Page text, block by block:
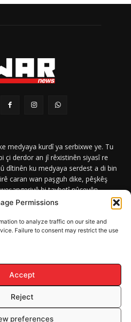
Permissions
to analyze traffic on our site and
Failure to consent may restrict the use
Accept
Reject
preferences
medyaya kurdî ya serbixwe ye. Tu
çi derdor an jî rêxistinên siyasî re
dîtinên ku medyaya serdest a di bin
caran wan paşguh dike, pêşkêş
bi taybetî nûçeyên
siyasî û civakî û yên têkîlî kurdan e.
naveroka malperê BERWAR NEWS